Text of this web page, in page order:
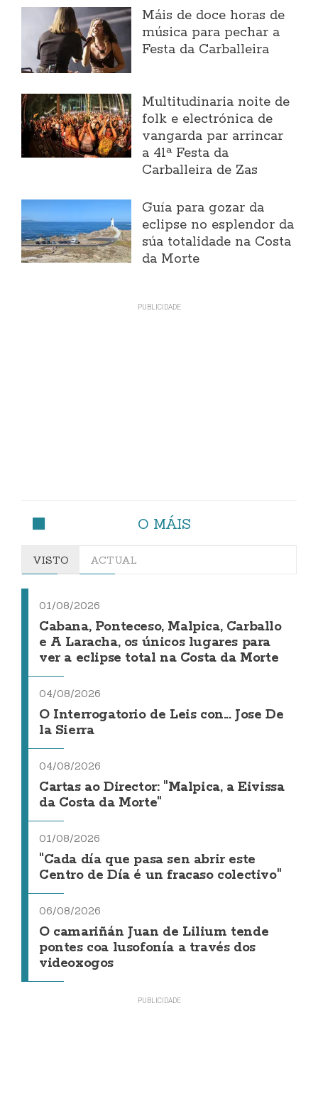
Máis de doce horas de
música para pechar a
Festa da Carballeira
Multitudinaria noite de
folk e electrónica de
vangarda par arrincar
a 41ª Festa da
Carballeira de Zas
Guía para gozar da
eclipse no esplendor da
súa totalidade na Costa
da Morte
O MÁIS
VISTO ACTUAL
01/08/2026
Cabana, Ponteceso, Malpica, Carballo
e A Laracha, os únicos lugares para
ver a eclipse total na Costa da Morte
04/08/2026
O Interrogatorio de Leis con... Jose De
la Sierra
04/08/2026
Cartas ao Director: "Malpica, a Eivissa
da Costa da Morte"
01/08/2026
"Cada día que pasa sen abrir este
Centro de Día é un fracaso colectivo"
06/08/2026
O camariñán Juan de Lilium tende
pontes coa lusofonía a través dos
videoxogos